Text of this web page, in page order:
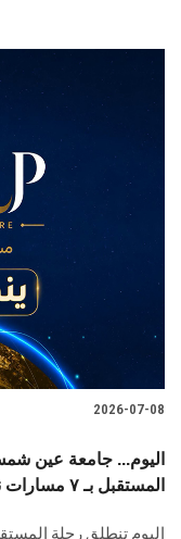
2026-07-08
اليوم... جامعة عين
المستقبل بـ ٧ مسارات نوعية مع ستيب أب
اليوم تنطلق رحلة